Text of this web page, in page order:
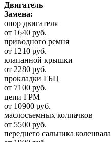
Двигатель
Замена:
опор двигателя
от 1640 руб.
приводного ремня
от 1210 руб.
клапанной крышки
от 2280 руб.
прокладки ГБЦ
от 7100 руб.
цепи ГРМ
от 10900 руб.
маслосъемных колпачков
от 5500 руб.
переднего сальника коленвала